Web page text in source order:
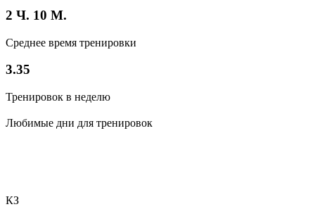
2 Ч. 10 М.
Среднее время тренировки
3.35
Тренировок в неделю
Любимые дни для тренировок
КЗ